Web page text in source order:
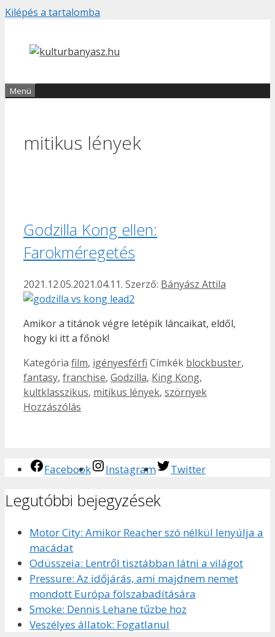
Kilépés a tartalomba
Menü
mitikus lények
Godzilla Kong ellen:
Farokméregetés
2021.12.05.2021.04.11. Szerző: Bányász Attila
Amikor a titánok végre letépik láncaikat, eldől,
hogy ki itt a főnök!
Kategória film, igényesférfi Címkék blockbuster,
fantasy, franchise, Godzilla, King Kong,
kultklasszikus, mitikus lények, szörnyek
Hozzászólás
Facebook Instagram Twitter
Legutóbbi bejegyzések
Motor City: Amikor Reacher szó nélkül lenyúlja a
macádat
Odüsszeia: Lentről tisztábban látni a világot
Pressure: Az időjárás, ami majdnem nemet
mondott Európa fölszabadítására
Smoke: Dennis Lehane tűzbe hoz
Veszélyes állatok: Fogatlanul